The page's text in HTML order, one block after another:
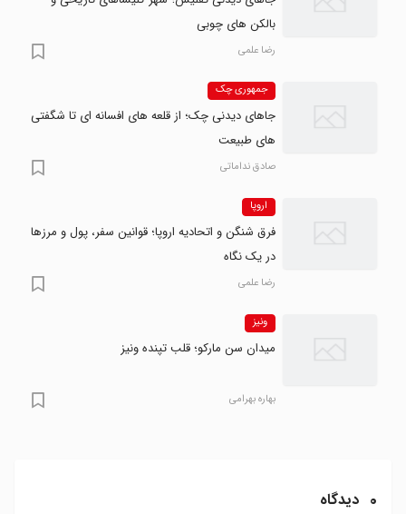
بالکن های چوبی
رضا علمی
جمهوری چک
جاهای دیدنی چک؛ از قلعه های افسانه ای تا شگفتی
های طبیعت
صادق نداماتی
اروپا
فرق شنگن و اتحادیه اروپا؛ قوانین سفر، پول و مرزها
در یک نگاه
رضا علمی
ونیز
میدان سن مارکو؛ قلب تپنده ونیز
بهاره بهرامی
0 دیدگاه